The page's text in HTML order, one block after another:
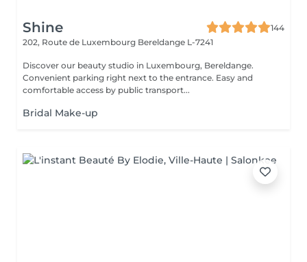
Shine
144
202, Route de Luxembourg Bereldange L-7241
Discover our beauty studio in Luxembourg, Bereldange.
Convenient parking right next to the entrance. Easy and
comfortable access by public transport...
Bridal Make-up